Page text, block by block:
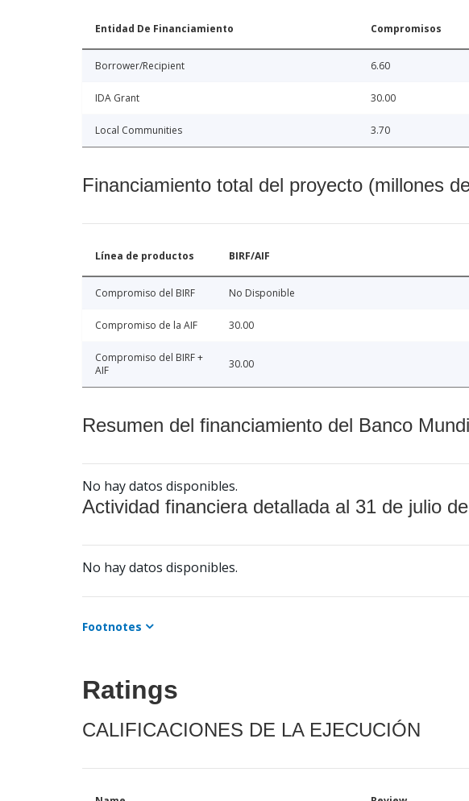
Entidad De Financiamiento Compromisos
Borrower/Recipient 6.60
IDA Grant 30.00
Local Communities 3.70
Financiamiento total del proyecto (millones
Línea de productos BIRF/AIF
Compromiso del BIRF No Disponible
Compromiso de la AIF 30.00
Compromiso del BIRF +
AIF
30.00
Resumen del financiamiento del Banco
No hay datos disponibles.
Actividad financiera detallada al 31 de julio
No hay datos disponibles.
Footnotes
Ratings
CALIFICACIONES DE LA EJECUCIÓN